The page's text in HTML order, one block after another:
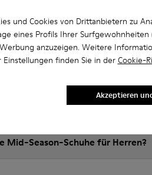
und Cookies von Drittanbietern zu
eines Profils Ihrer Surfgewohnheiten
anzuzeigen. Weitere
finden Sie in derCookie-
Akzeptieren
aus?
gekaufte Beige Mid-Season-
Mid-Season-Schuhe für Herren?